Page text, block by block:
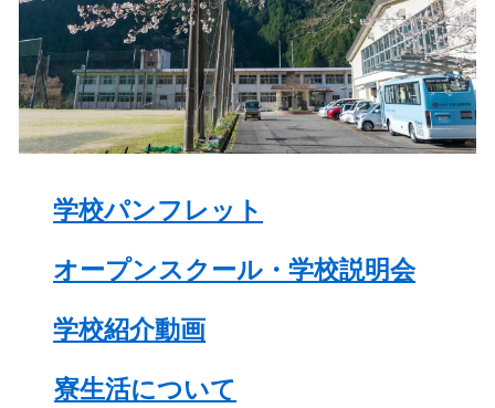
学校パンフレット
オープンスクール・学校説明会
学校紹介動画
寮生活について